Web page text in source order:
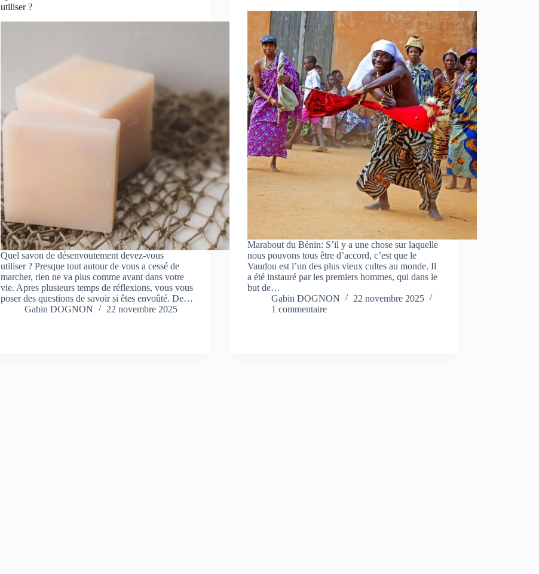
utiliser ?
Quel savon de désenvoutement devez-vous
utiliser ? Presque tout autour de vous a cessé de
marcher, rien ne va plus comme avant dans votre
vie. Apres plusieurs temps de réflexions, vous vous
poser des questions de savoir si êtes envoûté. De…
Gabin DOGNON
22 novembre 2025
Marabout du Bénin: S’il y a une chose sur laquelle
nous pouvons tous être d’accord, c’est que le
Vaudou est l’un des plus vieux cultes au monde. Il
a été instauré par les premiers hommes, qui dans le
but de…
Gabin DOGNON
22 novembre 2025
1 commentaire